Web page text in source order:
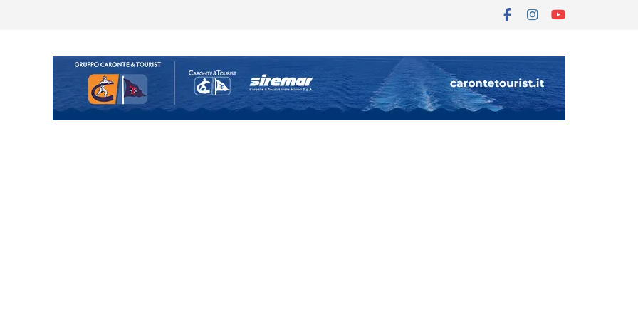
si alzano i ritmi tra lavoro
il terzino Matteo Guerriero
del girone I
i gironi 2026/27. Due